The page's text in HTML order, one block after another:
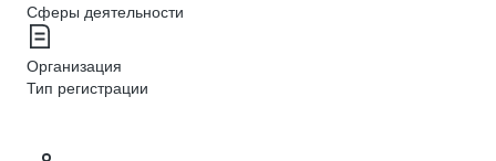
Сферы деятельности
Организация
Тип регистрации